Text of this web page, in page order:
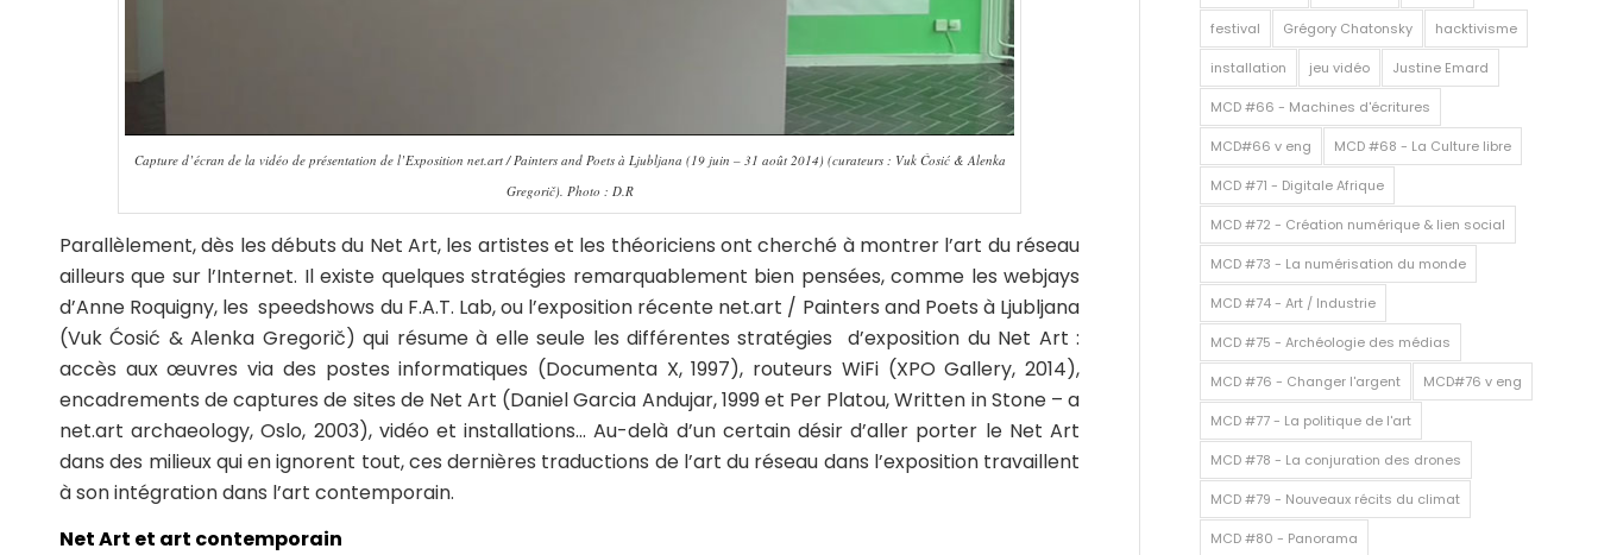
Capture d’écran de la vidéo de présentation de l’Exposition net.art / Painters and Poets à Ljubljana (19 juin – 31 août 2014) (curateurs : Vuk Ćosić & Alenka
Gregorič). Photo : D.R
Parallèlement, dès les débuts du Net Art, les artistes et les théoriciens ont cherché à montrer l’art du réseau
ailleurs que sur l’Internet. Il existe quelques stratégies remarquablement bien pensées, comme les webjays
d’Anne Roquigny, les speedshows du F.A.T. Lab, ou l’exposition récente net.art / Painters and Poets à Ljubljana
(Vuk Ćosić & Alenka Gregorič) qui résume à elle seule les différentes stratégies d’exposition du Net Art :
accès aux œuvres via des postes informatiques (Documenta X, 1997), routeurs WiFi (XPO Gallery, 2014),
encadrements de captures de sites de Net Art (Daniel Garcia Andujar, 1999 et Per Platou,Written in Stone – a
net.art archaeology, Oslo, 2003), vidéo et installations… Au-delà d’un certain désir d’aller porter le Net Art
dans des milieux qui en ignorent tout, ces dernières traductions de l’art du réseau dans l’exposition travaillent
à son intégration dans l’art contemporain.
Net Art et art contemporain
festival Grégory Chatonsky hacktivisme
installation jeu vidéo Justine Emard
MCD #66 - Machines d'écritures
MCD#66 v eng MCD #68 - La Culture libre
MCD #71 - Digitale Afrique
MCD #72 - Création numérique & lien social
MCD #73 - La numérisation du monde
MCD #74 - Art / Industrie
MCD #75 - Archéologie des médias
MCD #76 - Changer l'argent MCD#76 v eng
MCD #77 - La politique de l'art
MCD #78 - La conjuration des drones
MCD #79 - Nouveaux récits du climat
MCD #80 - Panorama